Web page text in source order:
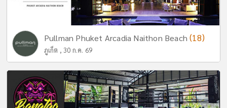
Pullman Phuket Arcadia Naithon Beach(18)
ภูเก็ต , 30 ก.ค. 69